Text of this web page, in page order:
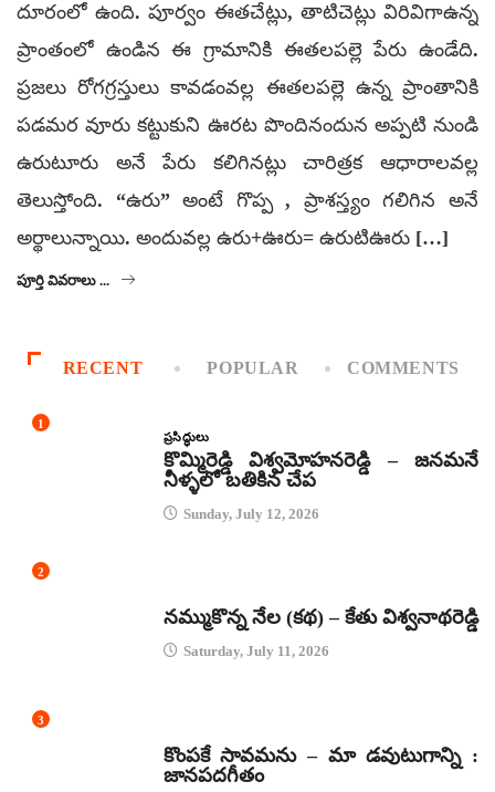
దూరంలో ఉంది. పూర్వం ఈతచేట్లు, తాటిచెట్లు విరివిగాఉన్న
ప్రాంతంలో ఉండిన ఈ గ్రామానికి ఈతలపల్లె పేరు ఉండేది.
ప్రజలు రోగగ్రస్తులు కావడంవల్ల ఈతలపల్లె ఉన్న ప్రాంతానికి
పడమర వూరు కట్టుకుని ఊరట పొందినందున అప్పటి నుండి
ఉరుటూరు అనే పేరు కలిగినట్లు చారిత్రక ఆధారాలవల్ల
తెలుస్తోంది. “ఉరు” అంటే గొప్ప , ప్రాశస్త్యం గలిగిన అనే
అర్థాలున్నాయి. అందువల్ల ఉరు+ఊరు= ఉరుటిఊరు […]
పూర్తి వివరాలు ...
RECENT POPULAR COMMENTS
1
ప్రసిద్ధులు
కొమ్మిరెడ్డి విశ్వమోహనరెడ్డి – జనమనే
నీళ్ళలో బతికిన చేప
Sunday, July 12, 2026
2
నమ్ముకొన్న నేల (కథ) – కేతు విశ్వనాథరెడ్డి
Saturday, July 11, 2026
3
కొంపకే సావమను – మా డవుటుగాన్ని :
జానపదగీతం